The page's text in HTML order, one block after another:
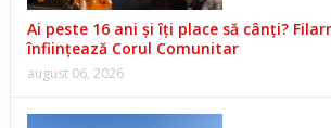
Ai peste 16 ani și îți place să cânți?
înființează Corul Comunitar
august 06, 2026